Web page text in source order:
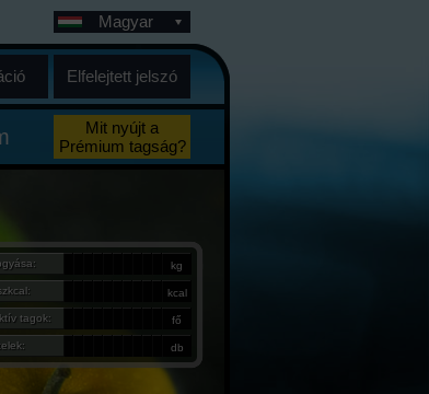
Magyar
Elfelejtett jelszó
Mit nyújt a
Prémium tagság?
kg
kcal
tagok: fő
db